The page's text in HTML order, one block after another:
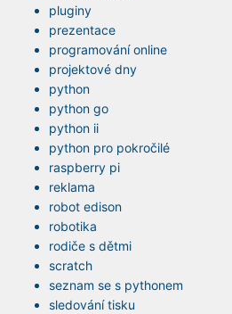
pluginy
prezentace
programování online
projektové dny
python
python go
python ii
python pro pokročilé
raspberry pi
reklama
robot edison
robotika
rodiče s dětmi
scratch
seznam se s pythonem
sledování tisku